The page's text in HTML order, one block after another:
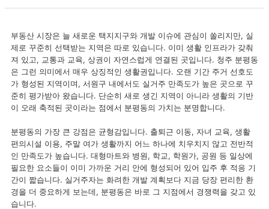
부동산 시장은 늘 새로운 택지지구와 개발 이슈에 관심이 쏠리지만, 실
제로 꾸준히 선택받는 지역은 따로 있습니다. 이미 생활 인프라가 갖춰
져 있고, 교통과 교육, 상권이 자연스럽게 연결된 곳입니다. 청주 분평동
은 그런 의미에서 매우 상징적인 생활권입니다. 오랜 기간 주거 선호도
가 형성된 지역이며, 서원구 내에서도 실거주 만족도가 높은 곳으로 꾸
준히 평가받아 왔습니다. 단순히 새로 생긴 지역이 아니라 생활의 기반
이 오래 축적된 곳이라는 점에서 분평동의 가치는 분명합니다.
분평동의 가장 큰 강점은 균형감입니다. 출퇴근 이동, 자녀 교육, 생활
편의시설 이용, 주말 여가 생활까지 어느 하나에 치우치지 않고 전반적
인 만족도가 높습니다. 대형마트와 병원, 학교, 학원가, 공원 등 일상에
필요한 요소들이 이미 가까운 거리 안에 형성되어 있어 입주 후 적응 기
간이 짧습니다. 실거주자는 화려한 개발 계획보다 지금 당장 편리한 환
경을 더 중요하게 보는데, 분평동은 바로 그 지점에서 경쟁력을 갖고 있
습니다.